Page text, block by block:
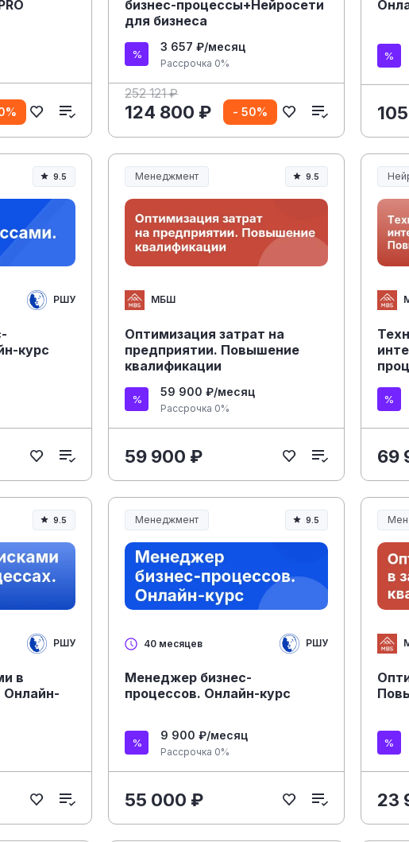
бизнес-процессы+Нейросети
для бизнеса
3 657 ₽/месяц
Рассрочка 0%
252 121 ₽
124 800 ₽ - 50%
9.5
РШУ
курс
Менеджмент
Менеджмент и управление
9.5
МБШ
Оптимизация затрат на
предприятии. Повышение
квалификации
59 900 ₽/месяц
Рассрочка 0%
59 900 ₽ 69
9.5
РШУ
в
Онлайн-
Менеджмент
Менеджмент и управление
9.5
40 месяцев РШУ
Менеджер бизнес-
процессов. Онлайн-курс
9 900 ₽/месяц
Рассрочка 0%
55 000 ₽ 23